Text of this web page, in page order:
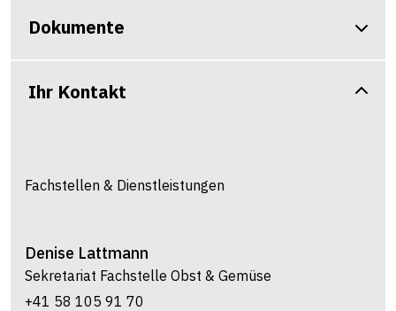
Dokumente
Ihr Kontakt
Fachstellen & Dienstleistungen
Denise Lattmann
Sekretariat Fachstelle Obst & Gemüse
+41 58 105 91 70